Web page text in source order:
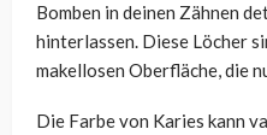
Bomben in deinen Zähnen
hinterlassen. Diese Löcher
makellosen Oberfläche, die
Die Farbe von Karies kann